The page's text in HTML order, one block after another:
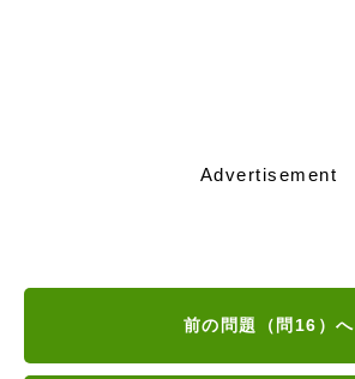
Advertisement
前の問題（問16）へ